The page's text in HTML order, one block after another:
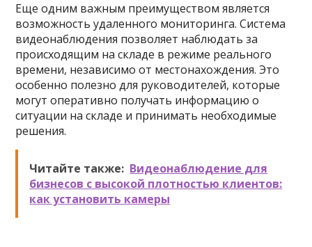
Еще одним важным преимуществом является
возможность удаленного мониторинга. Система
видеонаблюдения позволяет наблюдать за
происходящим на складе в режиме реального
времени, независимо от местонахождения. Это
особенно полезно для руководителей, которые
могут оперативно получать информацию о
ситуации на складе и принимать необходимые
решения.
Читайте также: Видеонаблюдение для
бизнесов с высокой плотностью клиентов:
как установить камеры